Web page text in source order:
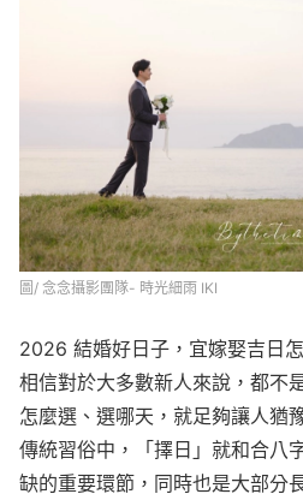
圖/ 念念攝影團隊- 時光細雨 IKI
2026 結婚好日子，宜嫁娶吉日
相信對於大多數新人來說，都不
怎麼選、選哪天，就足夠讓人猶
傳統習俗中，「擇日」就和合八
缺的重要環節，同時也是大部分